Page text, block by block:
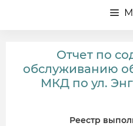
Отчет по
обслуживанию
МКД по ул.
Реестр